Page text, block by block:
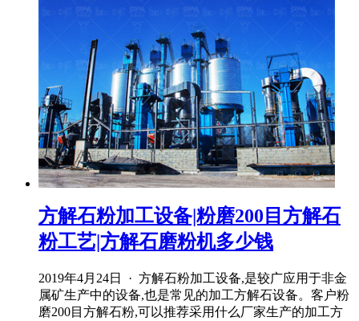
方解石粉加工设备|粉磨200目方解石
粉工艺|方解石磨粉机多少钱
2019年4月24日 · 方解石粉加工设备,是较广应用于非金
属矿生产中的设备,也是常见的加工方解石设备。客户粉
磨200目方解石粉,可以推荐采用什么厂家生产的加工方